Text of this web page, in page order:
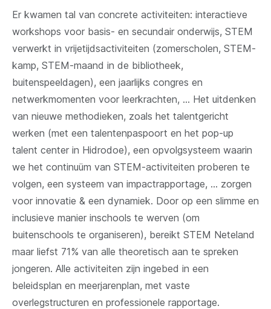
Er kwamen tal van concrete activiteiten: interactieve
workshops voor basis- en secundair onderwijs, STEM
verwerkt in vrijetijdsactiviteiten (zomerscholen, STEM-
kamp, STEM-maand in de bibliotheek,
buitenspeeldagen), een jaarlijks congres en
netwerkmomenten voor leerkrachten, ... Het uitdenken
van nieuwe methodieken, zoals het talentgericht
werken (met een talentenpaspoort en het pop-up
talent center in Hidrodoe), een opvolgsysteem waarin
we het continuüm van STEM-activiteiten proberen te
volgen, een systeem van impactrapportage, … zorgen
voor innovatie & een dynamiek. Door op een slimme en
inclusieve manier inschools te werven (om
buitenschools te organiseren), bereikt STEM Neteland
maar liefst 71% van alle theoretisch aan te spreken
jongeren. Alle activiteiten zijn ingebed in een
beleidsplan en meerjarenplan, met vaste
overlegstructuren en professionele rapportage.